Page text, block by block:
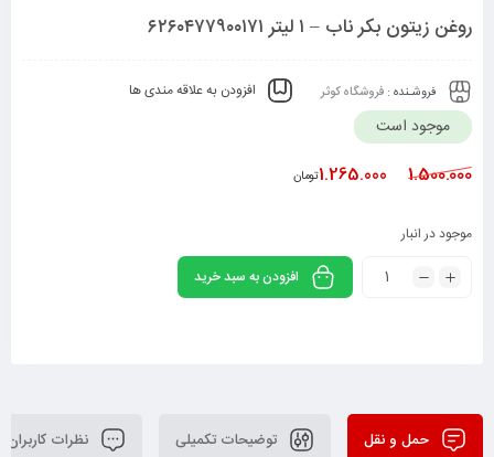
روغن زیتون بکر ناب – ۱ لیتر ۶۲۶۰۴۷۷۹۰۰۱۷۱
فروشـنده : فروشگاه کوثر افزودن به علاقه مندی ها
موجود است
1.500.000
1.265.000تومان
موجود در انبار
افزودن به سبد خرید
حمل و نقل توضیحات تکمیلی نظرات کاربران